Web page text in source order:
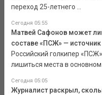
переход 25-летнего ...
Сегодня 05:55
Матвей Сафонов может
составе «ПСЖ» — источник
Российский голкипер
лишиться места в основном
Сегодня 05:05
Журналист раскрыл,